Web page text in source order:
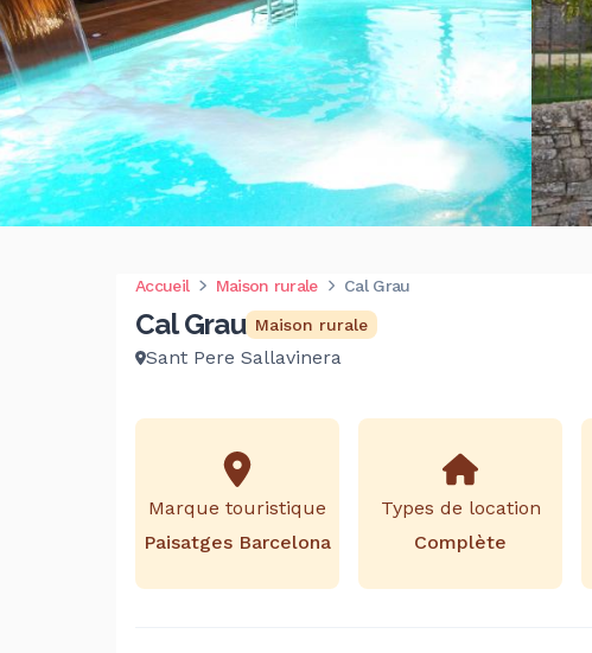
Accueil Maison rurale Cal Grau
Cal Grau Maison rurale
Sant Pere Sallavinera
Marque touristique
Paisatges Barcelona
Types de location
Complète